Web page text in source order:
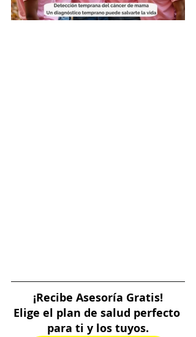
¡Recibe Asesoría Gratis!
Elige el plan de salud perfecto
para ti y los tuyos.